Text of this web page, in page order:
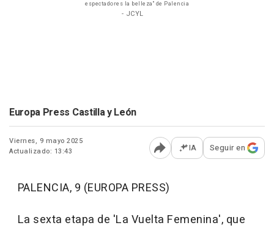
espectadores la belleza" de Palencia
- JCYL
Europa Press Castilla y León
Viernes, 9 mayo 2025
Actualizado: 13:43
Abrir opciones para
IA Seguir en
PALENCIA, 9 (EUROPA PRESS)
La sexta etapa de 'La Vuelta Femenina', que